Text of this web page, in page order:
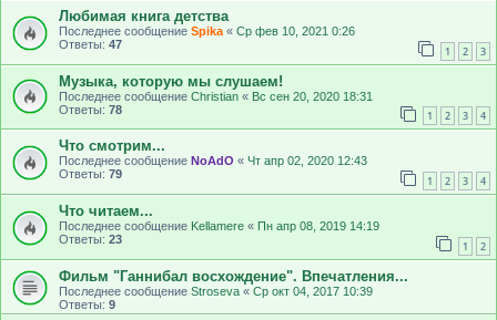
Любимая книга детства
Последнее сообщение Spika « Ср фев 10, 2021 0:26
Ответы: 47 1 2 3
Музыка, которую мы слушаем!
Последнее сообщение Christian « Вс сен 20, 2020 18:31
Ответы: 78 1 2 3 4
Что смотрим...
Последнее сообщение NoAdO « Чт апр 02, 2020 12:43
Ответы: 79 1 2 3 4
Что читаем...
Последнее сообщение Kellamere « Пн апр 08, 2019 14:19
Ответы: 23 1 2
Фильм "Ганнибал восхождение". Впечатления...
Последнее сообщение Stroseva « Ср окт 04, 2017 10:39
Ответы: 9